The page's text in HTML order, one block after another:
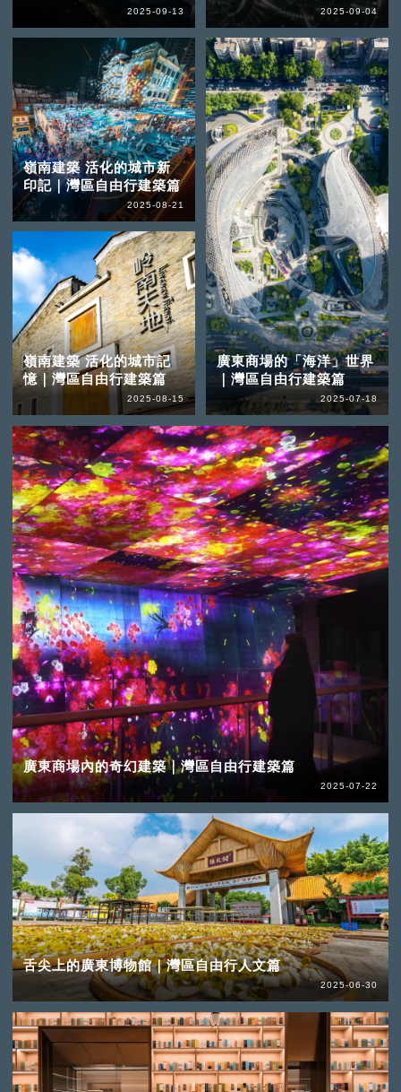
2025-09-13 2025-09-04
嶺南建築 活化的城市新
印記｜灣區自由行建築篇
2025-08-21
嶺南建築 活化的城市記
憶｜灣區自由行建築篇
2025-08-15
廣東商場內的奇幻建築｜灣區自由行建築篇
2025-07-22
廣東商場的「海洋」世界
｜灣區自由行建築篇
2025-07-18
舌尖上的廣東博物館｜灣區自由行人文篇
2025-06-30